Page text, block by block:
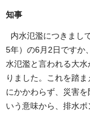
知事
内水氾濫につきまし
5年）の6月2日ですか
水氾濫と言われる大
りました。これを踏
にかかわらず、災害
いう意味から、排水